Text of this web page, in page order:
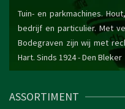
Tuin- en parkmachines.
bedrijf en particulier. Met
Bodegraven zijn wij met
Hart. Sinds 1924 -Den Bleker
ASSORTIMENT